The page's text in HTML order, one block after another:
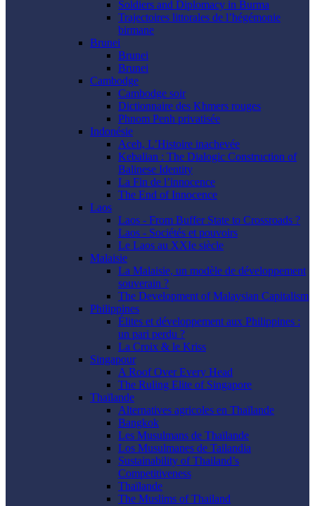
Soldiers and Diplomacy in Burma
Trajectoires littorales de l’hégémonie
birmane
Brunei
Brunei
Brunei
Cambodge
Cambodge soir
Dictionnaire des Khmers rouges
Phnom Penh privatisée
Indonésie
Aceh, L’Histoire inachevée
Kebalian : The Dialogic Construction of
Balinese Identity
La Fin de l’innocence
The End of Innocence
Laos
Laos - From Buffer State to Crossroads ?
Laos - Sociétés et pouvoirs
Le Laos au XXIe siècle
Malaisie
La Malaisie, un modèle de développement
souverain ?
The Development of Malaysian Capitalism
Philippines
Élites et développement aux Philippines :
un pari perdu ?
La Croix & le Kriss
Singapour
A Roof Over Every Head
The Ruling Elite of Singapore
Thaïlande
Alternatives agricoles en Thaïlande
Bangkok
Les Musulmans de Thaïlande
Los Musulmanes de Tailandia
Sustainability of Thailand’s
Competitiveness
Thaïlande
The Muslims of Thailand